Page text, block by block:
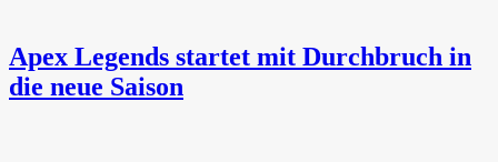
Apex Legends startet mit Durchbruch in
die neue Saison